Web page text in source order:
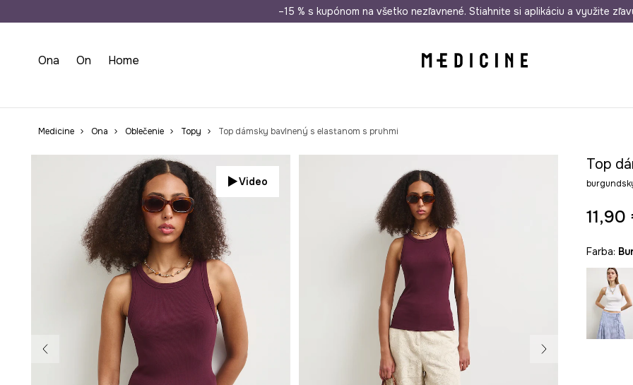
Doprava zadarmo od 50 € Odoslanie aj do 24 hodín 30 dní na
–15 % s kupónom na všetko nezľavnené. Stiahnite si aplikáciu a využite
Ona On Home
Medicine Ona Oblečenie Topy Top dámsky bavlnený s elastanom s pruhmi
Video
Top
11,90
Farba: